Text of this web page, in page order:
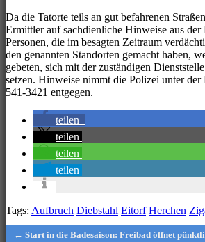
Da die Tatorte teils an gut befahrenen
Ermittler auf sachdienliche Hinweise aus der
Personen, die im besagten Zeitraum
den genannten Standorten gemacht haben,
gebeten, sich mit der zuständigen
setzen. Hinweise nimmt die Polizei unter der
541-3421 entgegen.
teilen
teilen
teilen
teilen
Tags: Aufbruch Diebstahl Eitorf Herchen
Post
← Start in die Badesaison: Freibad öffnet